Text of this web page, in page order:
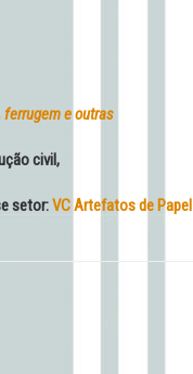
e outras
civil,
setor:VC Artefatos de Papel